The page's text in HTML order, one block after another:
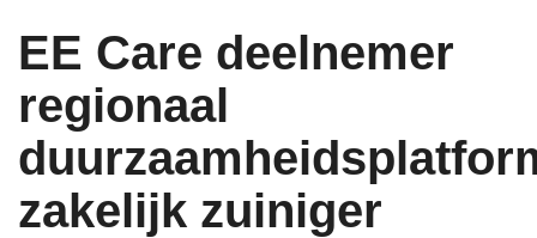
EE Care deelnemer
regionaal
zakelijk zuiniger